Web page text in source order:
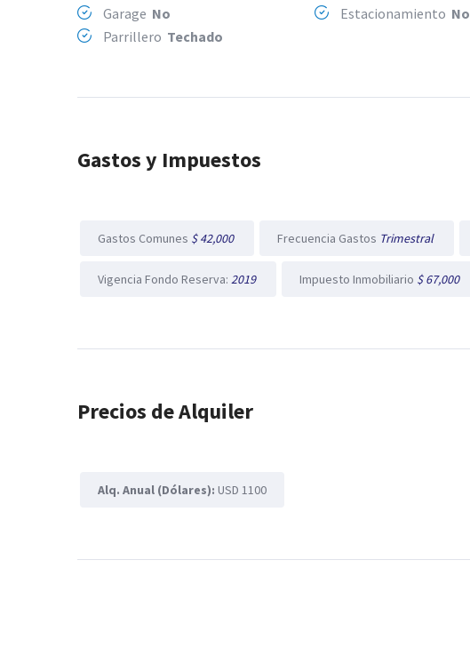
Garage No Estacionamiento No
Parrillero Techado
Gastos y Impuestos
Gastos Comunes $ 42,000 Frecuencia Gastos Trimestral
Vigencia Fondo Reserva: 2019 Impuesto Inmobiliario $ 67,000
Precios de Alquiler
Alq. Anual (Dólares): USD 1100